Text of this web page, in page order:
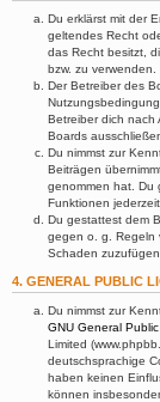
Du erklärst mit der
geltendes Recht
das Recht besitzt,
bzw. zu verwenden.
Der Betreiber des
Betreiber dich nach
Boards
Du nimmst zur
Beiträgen
genommen hat. Du
Funktionen
Du gestattest dem
gegen o. g. Regeln
Schaden zuzufügen.
4. GENERAL PUBLIC
Du nimmst zur
GNU General
Limited
deutschsprachige
haben keinen
können